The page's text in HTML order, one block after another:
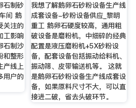
石制砂
间 鹅
关注的
工影响
石制沙
和整形
产线上
用户的
我想了解鹅卵石砂粉设备生产线
成套设备-砂粉设备供应_黎明
重工 鹅卵石硬度较高，通用粗
破设备是磨粉机，中细碎的经典
配置是液压磨粉机+5X砂粉设
备，配套设备包括振动给料机、
振动筛、皮带输送机等。 这就
是鹅卵石砂粉设备生产线成套设
备，如果原料尺寸不大，可以直
接进二破，省去头破环节。